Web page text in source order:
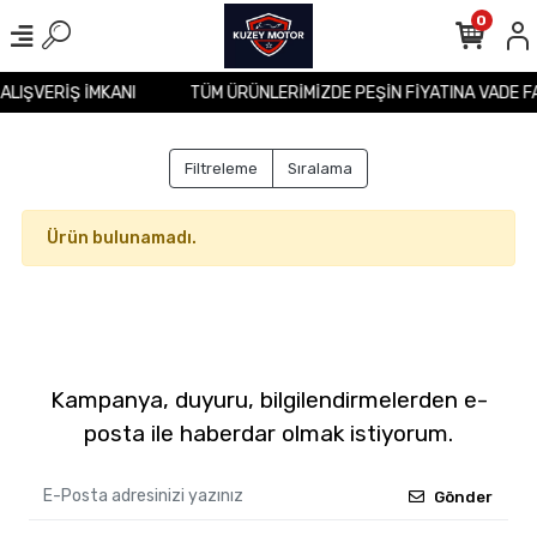
İMKANI TÜM ÜRÜNLERİMİZDE PEŞİN FİYATINA VADE
0
Filtreleme Sıralama
Ürün bulunamadı.
Kampanya, duyuru, bilgilendirmelerden e-
posta ile haberdar olmak istiyorum.
Gönder